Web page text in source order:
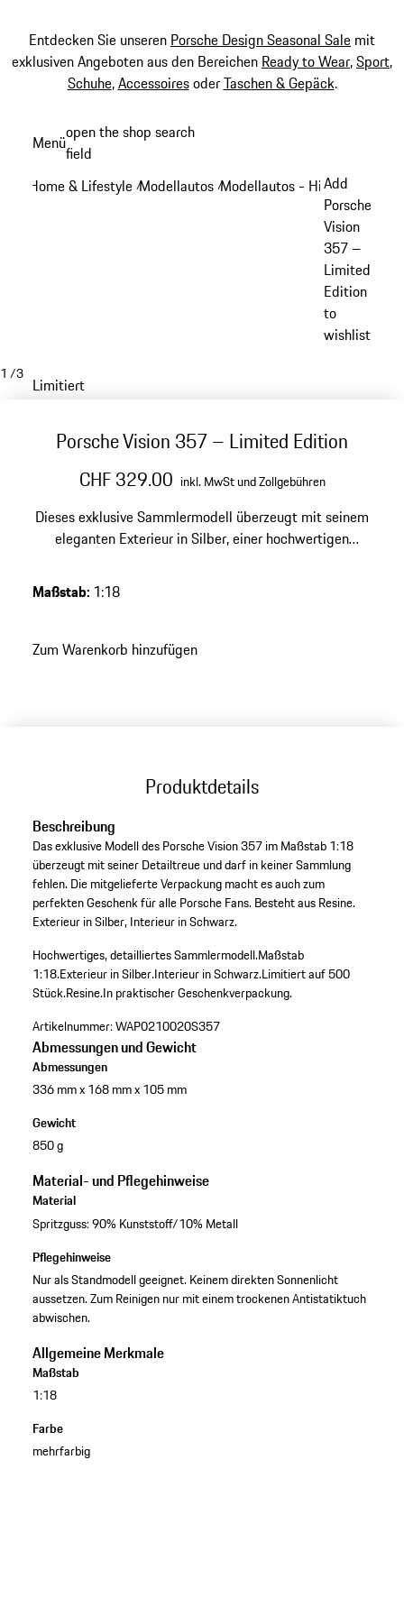
Entdecken Sie unseren Porsche Design Seasonal Sale mit
exklusiven Angeboten aus den Bereichen Ready to Wear,Sport,
Schuhe,AccessoiresoderTaschen & Gepäck.
Hauptinhalt
Menüopen the shop search
field
Home & Lifestyle /Modellautos /Modellautos - Historische
Add
Porsche
Vision
357 –
Limited
Edition
to
wishlist
1 /3
Limitiert
Porsche Vision 357 – Limited Edition
CHF 329.00 inkl. MwSt und Zollgebühren
Dieses exklusive Sammlermodell überzeugt mit seinem
eleganten Exterieur in Silber, einer hochwertigen
von 500 Stück – ein zeitloses Highlight für jede
anspruchsvolle Porsche Sammlung.
Maßstab: 1:18
Zum Warenkorb hinzufügen
Produktdetails
Beschreibung
Das exklusive Modell des Porsche Vision 357 im Maßstab 1:18
überzeugt mit seiner Detailtreue und darf in keiner Sammlung
fehlen. Die mitgelieferte Verpackung macht es auch zum
perfekten Geschenk für alle Porsche Fans. Besteht aus Resine.
Exterieur in Silber, Interieur in Schwarz.
Hochwertiges, detailliertes Sammlermodell.Maßstab
1:18.Exterieur in Silber.Interieur in Schwarz.Limitiert auf 500
Stück.Resine.In praktischer Geschenkverpackung.
Artikelnummer:WAP0210020S357
Abmessungen und Gewicht
Abmessungen
336 mm x 168 mm x 105 mm
Gewicht
850 g
Material- und Pflegehinweise
Material
Spritzguss: 90% Kunststoff/10% Metall
Pflegehinweise
Nur als Standmodell geeignet. Keinem direkten Sonnenlicht
aussetzen. Zum Reinigen nur mit einem trockenen Antistatiktuch
abwischen.
Allgemeine Merkmale
Maßstab
1:18
Farbe
mehrfarbig